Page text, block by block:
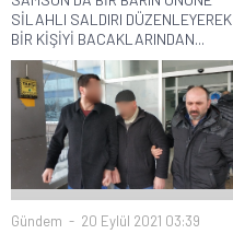
SİLAHLI SALDIRI DÜZENLEYEREK
BİR KİŞİYİ BACAKLARINDAN...
Gündem 20 Eylül 2021 03:39